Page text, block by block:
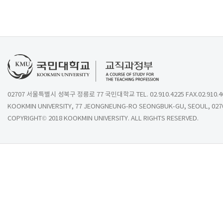
02707 서울특별시 성북구 정릉로 77 국민대학교 TEL. 02.910.4225
KOOKMIN UNIVERSITY, 77 JEONGNEUNG-RO SEONGBUK-GU, SEOUL,
COPYRIGHT© 2018 KOOKMIN UNIVERSITY. ALL RIGHTS RESERVED.